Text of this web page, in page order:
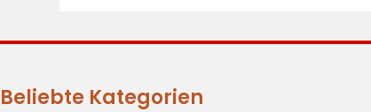
Beliebte Kategorien